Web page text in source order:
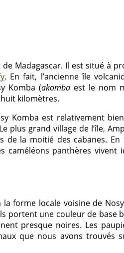
Madagascar. Il est situé à
. En fait, l’ancienne île
Komba (akombaest le nom
kilomètres.
Komba est relativement
plus grand village de l’île,
la moitié des cabanes.
caméléons panthères
forme locale voisine de
portent une couleur de base
presque noires. Les
que nous avons